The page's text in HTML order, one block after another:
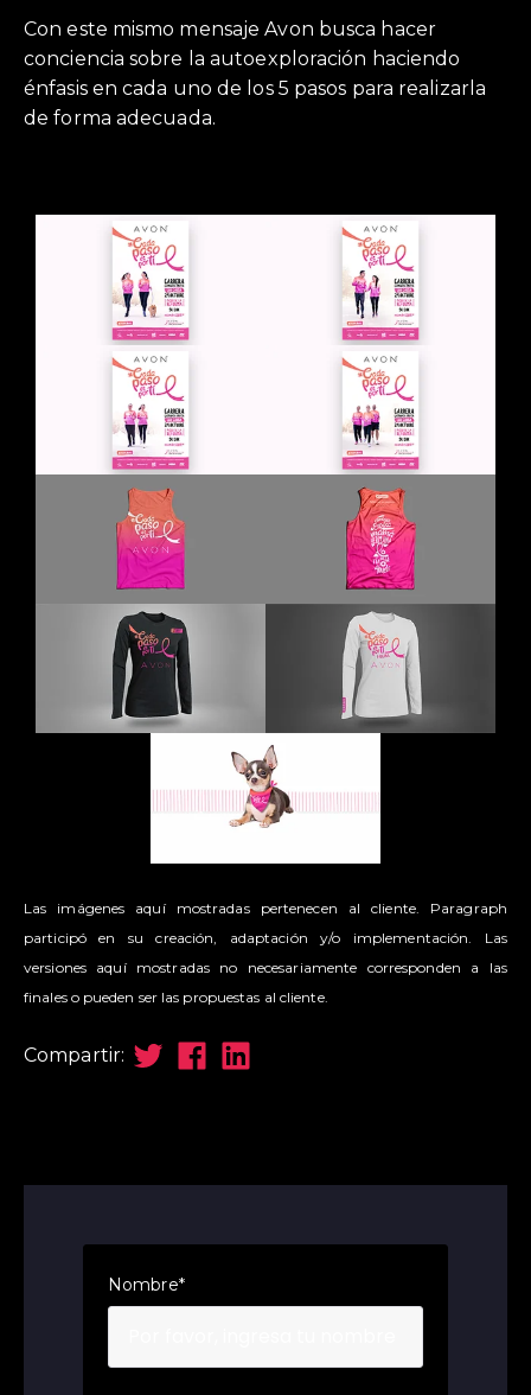
Con este mismo mensaje Avon busca hacer
conciencia sobre la autoexploración haciendo
énfasis en cada uno de los 5 pasos para realizarla
de forma adecuada.
Las imágenes aquí mostradas pertenecen al cliente. Paragraph
participó en su creación, adaptación y/o implementación. Las
versiones aquí mostradas no necesariamente corresponden a las
finales o pueden ser las propuestas al cliente.
Compartir:
Nombre*